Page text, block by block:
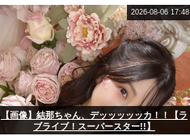
【画像】結那ちゃん、デッッッッッカ！！【ラ
ブライブ！スーパースター!!】
2026-08-06 17:48